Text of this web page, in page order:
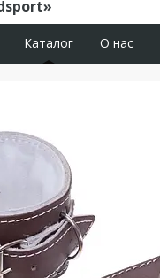
Каталог О нас